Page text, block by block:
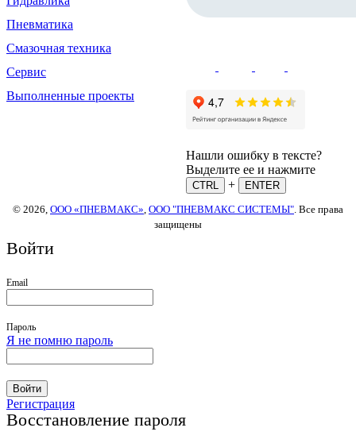
Пневматика
Смазочная техника
Сервис
Выполненные проекты
Нашли ошибку в тексте?
Выделите ее и нажмите
CTRL +
ENTER
© 2026, ООО «ПНЕВМАКС», ООО "ПНЕВМАКС СИСТЕМЫ". Все права
защищены
Войти
Email
Пароль
Я не помню пароль
Войти
Регистрация
Восстановление пароля